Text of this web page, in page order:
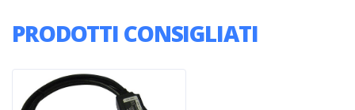
PRODOTTI CONSIGLIATI